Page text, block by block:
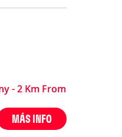
- 2 Km From
MÁS INFO